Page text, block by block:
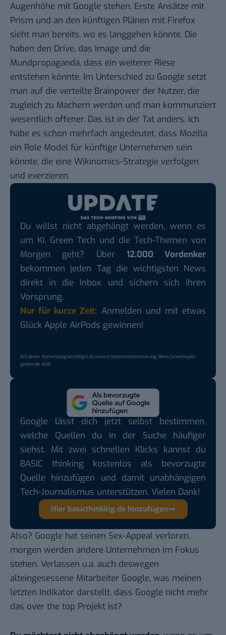
Augenhöhe mit Google stehen. Erste Ansätze mit
Prism und an den künftigen Plänen mit Firefox
sieht man bereits, wo es langgehen könnte. Die
haben den Drive, das Image und die
Mundpropaganda, dass ein weiterer Riese
entstehen könnte. Im Unterschied zu Google setzt
man auf die verteilte Brainpower der Nutzer, die
zugleich zu Machern werden und man kommunziert
wesentlich offener. Das ist in der Tat anders. Ich
habe es schon mehrfach angedeutet, dass Mozilla
ein Role Model für künftige Unternehmen sein
könnte, die eine Wikinomics-Strategie verfolgen
und exerzieren.
Du willst nicht abgehängt werden, wenn es
um KI, Green Tech und die Tech-Themen von
Morgen geht? Über 12.000 Vordenker
bekommen jeden Tag die wichtigsten News
direkt in die Inbox und sichern sich ihren
Vorsprung.
Nur für kurze Zeit: Anmelden und mit etwas
Glück Apple AirPods gewinnen!
Mit deiner Anmeldung bestätigst du unsereDatenschutzerklärung. Beim Gewinnspiel
gelten dieAGB.
Google lässt dich jetzt selbst bestimmen,
welche Quellen du in der Suche häufiger
siehst. Mit zwei schnellen Klicks kannst du
BASIC thinking kostenlos als bevorzugte
Quelle hinzufügen und damit unabhängigen
Tech-Journalismus unterstützen. Vielen Dank!
Hier basicthinking.de hinzufügen
Also? Google hat seinen Sex-Appeal verloren,
morgen werden andere Unternehmen im Fokus
stehen. Verlassen u.a. auch deswegen
alteingesessene Mitarbeiter Google, was meinen
letzten Indikator darstellt, dass Google nicht mehr
das over the top Projekt ist?